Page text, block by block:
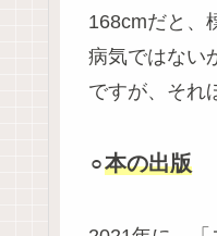
168cmだと、
病気ではない
ですが、それ
⚪︎本の出版